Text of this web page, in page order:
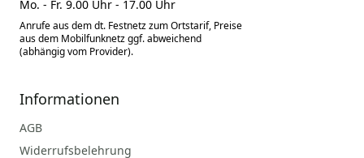
Mo. - Fr. 9.00 Uhr - 17.00 Uhr
Anrufe aus dem dt. Festnetz zum Ortstarif, Preise
aus dem Mobilfunknetz ggf. abweichend
(abhängig vom Provider).
Informationen
AGB
Widerrufsbelehrung